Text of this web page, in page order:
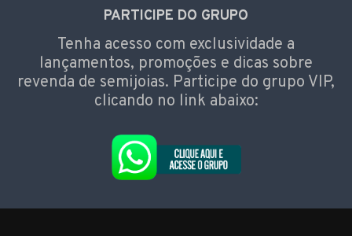
PARTICIPE DO GRUPO
Tenha acesso com exclusividade a
lançamentos, promoções e dicas sobre
revenda de semijoias. Participe do grupo VIP,
clicando no link abaixo: